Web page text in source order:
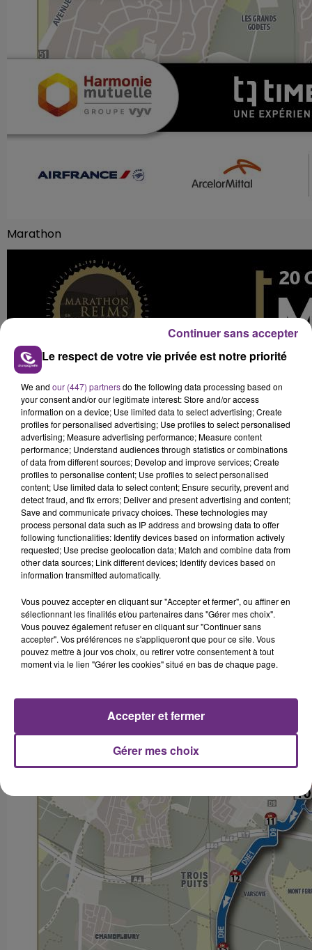
Marathon
Le respect de votre vie privée est notre priorité
We and our (447) partnersdo the following data processing based on
your consent and/or our legitimate interest: Store and/or access
information on a device; Use limited data to select advertising; Create
profiles for personalised advertising; Use profiles to select personalised
advertising; Measure advertising performance; Measure content
performance; Understand audiences through statistics or combinations
of data from different sources; Develop and improve services; Create
profiles to personalise content; Use profiles to select personalised
content; Use limited data to select content; Ensure security, prevent and
detect fraud, and fix errors; Deliver and present advertising and content;
Save and communicate privacy choices. These technologies may
process personal data such as IP address and browsing data to offer
following functionalities: Identify devices based on information actively
requested; Use precise geolocation data; Match and combine data from
other data sources; Link different devices; Identify devices based on
information transmitted automatically.
Vous pouvez accepter en cliquant sur "Accepter et fermer", ou affiner en
sélectionnant les finalités et/ou partenaires dans "Gérer mes choix".
Vous pouvez également refuser en cliquant sur "Continuer sans
accepter". Vos préférences ne s'appliqueront que pour ce site. Vous
pouvez mettre à jour vos choix, ou retirer votre consentement à tout
moment via le lien "Gérer les cookies" situé en bas de chaque page.
Gérer mes choix
Accepter et fermer
Continuer sans accepter